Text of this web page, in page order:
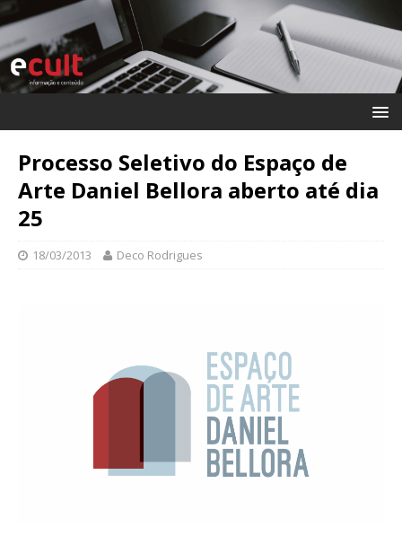
Processo Seletivo do Espaço de
Arte Daniel Bellora aberto até dia
25
18/03/2013 Deco Rodrigues